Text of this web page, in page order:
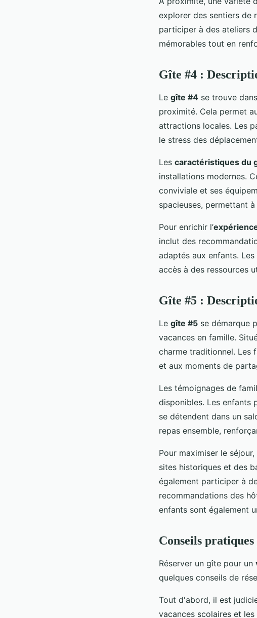
explorer des sentiers de
participer à des ateliers
mémorables tout en
Gîte #4 :
Le gîte #4 se trouve
proximité. Cela permet
attractions locales. Les
le stress des
Les caractéristiques du
installations modernes.
conviviale et ses
spacieuses, permettant
Pour enrichir l’
inclut des
adaptés aux enfants.
accès à des ressources
Gîte #5 :
Le gîte #5 se démarque
vacances en famille.
charme traditionnel. Les
et aux moments de
Les témoignages de
disponibles. Les enfants
se détendent dans un
repas ensemble,
Pour maximiser le
sites historiques et des
également participer à
recommandations des
enfants sont également
Conseils
Réserver un gîte pour un
quelques conseils de
Tout d'abord, il est
vacances scolaires et